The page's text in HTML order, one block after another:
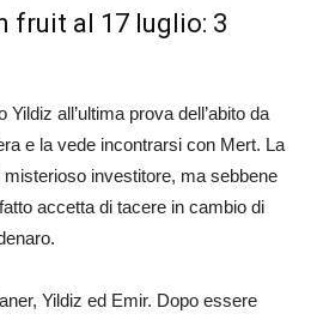
fruit al 17 luglio: 3
all’ultima prova dell’abito da
e la vede incontrarsi con Mert. La
investitore, ma sebbene
accetta di tacere in cambio di
Yildiz ed Emir. Dopo essere